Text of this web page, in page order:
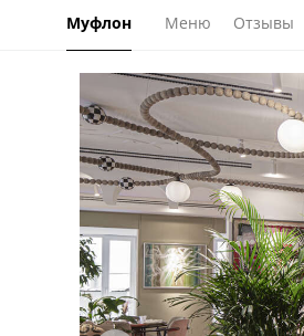
Муфлон Меню Отзывы